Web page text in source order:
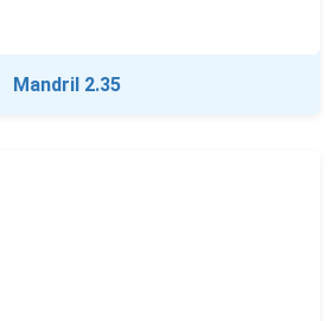
Mandril 2.35